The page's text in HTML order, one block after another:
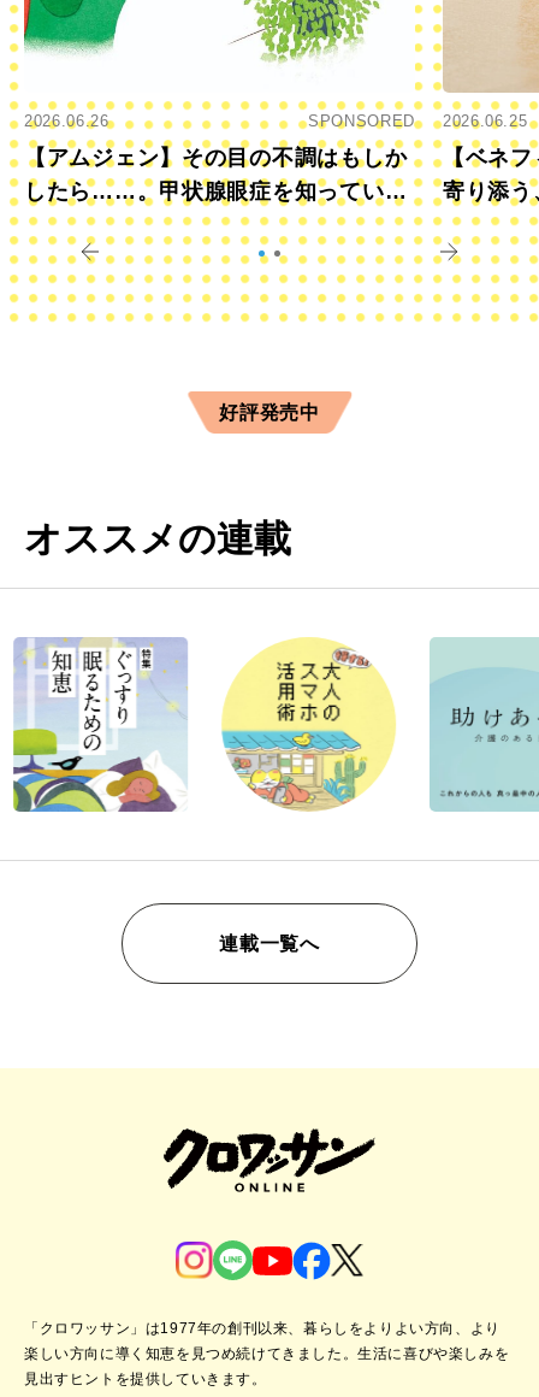
2026.06.26 SPONSORED
【アムジェン】その目の不調はもしか
したら……。甲状腺眼症を知っていま
すか？
2026.06.25
【ベネフ
寄り添う
きに
好評発売中
オススメの連載
連載一覧へ
「クロワッサン」は1977年の創刊以来、暮らしをよりよい方向、より
楽しい方向に導く知恵を見つめ続けてきました。生活に喜びや楽しみを
見出すヒントを提供していきます。